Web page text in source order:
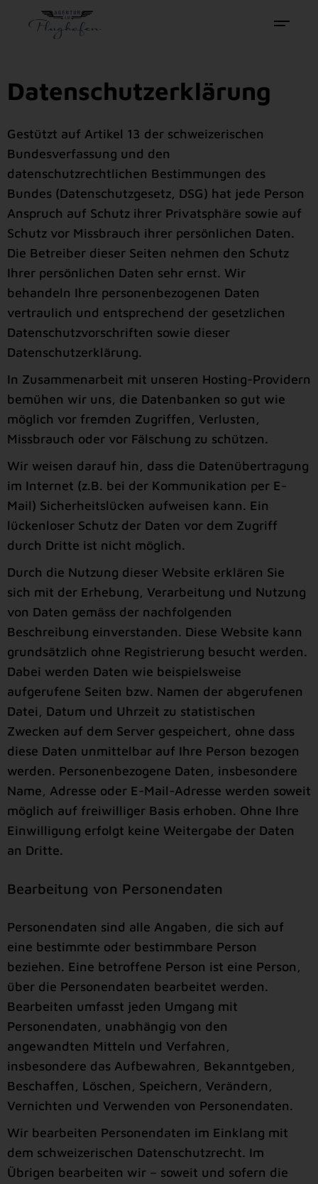
Datenschutzerklärung
Gestützt auf Artikel 13 der schweizerischen
Bundesverfassung und den
datenschutzrechtlichen Bestimmungen des
Bundes (Datenschutzgesetz, DSG) hat jede Person
Anspruch auf Schutz ihrer Privatsphäre sowie auf
Schutz vor Missbrauch ihrer persönlichen Daten.
Die Betreiber dieser Seiten nehmen den Schutz
Ihrer persönlichen Daten sehr ernst. Wir
behandeln Ihre personenbezogenen Daten
vertraulich und entsprechend der gesetzlichen
Datenschutzvorschriften sowie dieser
Datenschutzerklärung.
In Zusammenarbeit mit unseren Hosting-Providern
bemühen wir uns, die Datenbanken so gut wie
möglich vor fremden Zugriffen, Verlusten,
Missbrauch oder vor Fälschung zu schützen.
Wir weisen darauf hin, dass die Datenübertragung
im Internet (z.B. bei der Kommunikation per E-
Mail) Sicherheitslücken aufweisen kann. Ein
lückenloser Schutz der Daten vor dem Zugriff
durch Dritte ist nicht möglich.
Durch die Nutzung dieser Website erklären Sie
sich mit der Erhebung, Verarbeitung und Nutzung
von Daten gemäss der nachfolgenden
Beschreibung einverstanden. Diese Website kann
grundsätzlich ohne Registrierung besucht werden.
Dabei werden Daten wie beispielsweise
aufgerufene Seiten bzw. Namen der abgerufenen
Datei, Datum und Uhrzeit zu statistischen
Zwecken auf dem Server gespeichert, ohne dass
diese Daten unmittelbar auf Ihre Person bezogen
werden. Personenbezogene Daten, insbesondere
Name, Adresse oder E-Mail-Adresse werden soweit
möglich auf freiwilliger Basis erhoben. Ohne Ihre
Einwilligung erfolgt keine Weitergabe der Daten
an Dritte.
Bearbeitung von Personendaten
Personendaten sind alle Angaben, die sich auf
eine bestimmte oder bestimmbare Person
beziehen. Eine betroffene Person ist eine Person,
über die Personendaten bearbeitet werden.
Bearbeiten umfasst jeden Umgang mit
Personendaten, unabhängig von den
angewandten Mitteln und Verfahren,
insbesondere das Aufbewahren, Bekanntgeben,
Beschaffen, Löschen, Speichern, Verändern,
Vernichten und Verwenden von Personendaten.
Wir bearbeiten Personendaten im Einklang mit
dem schweizerischen Datenschutzrecht. Im
Übrigen bearbeiten wir – soweit und sofern die